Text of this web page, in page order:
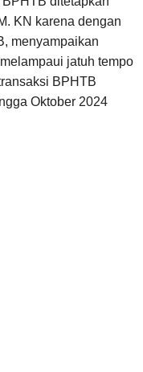
KN karena dengan
menyampaikan
jatuh tempo
BPHTB
Oktober 2024